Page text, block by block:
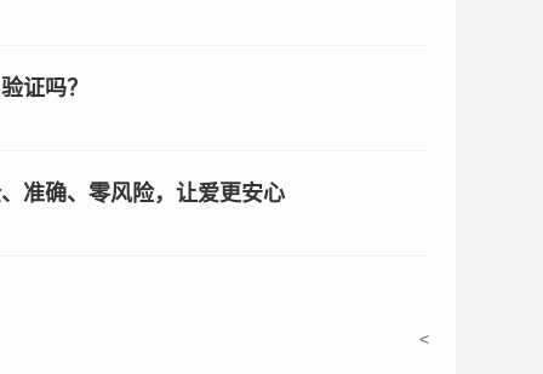
证吗？
准确、零风险，让爱更安心
<